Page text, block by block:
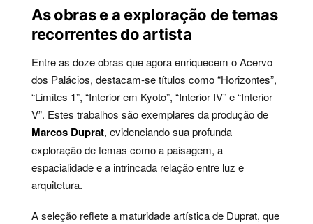
As obras e a exploração de temas
recorrentes do artista
Entre as doze obras que agora enriquecem o Acervo
dos Palácios, destacam-se títulos como “Horizontes”,
“Limites 1”, “Interior em Kyoto”, “Interior IV” e “Interior
V”. Estes trabalhos são exemplares da produção de
Marcos Duprat, evidenciando sua profunda
exploração de temas como a paisagem, a
espacialidade e a intrincada relação entre luz e
arquitetura.
A seleção reflete a maturidade artística de Duprat, que